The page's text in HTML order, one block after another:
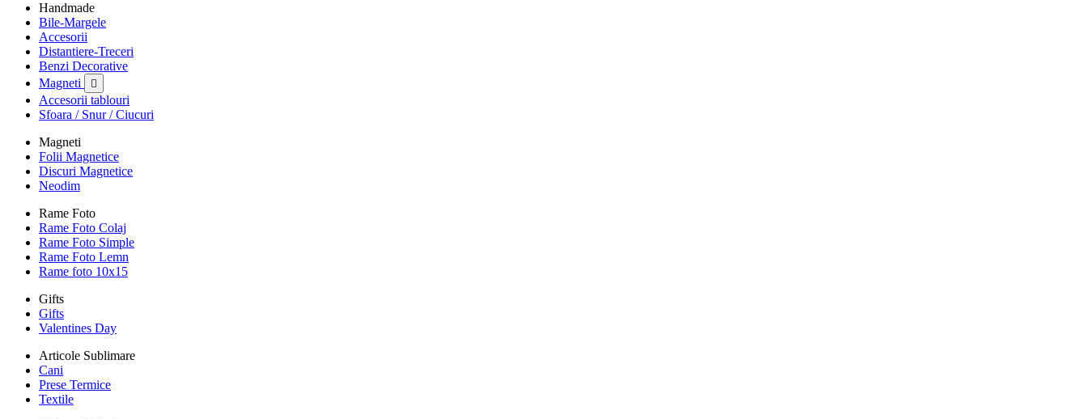
Handmade
Bile-Margele
Accesorii
Distantiere-Treceri
Benzi Decorative
Magneti

Accesorii tablouri
Sfoara / Snur / Ciucuri
Magneti
Folii Magnetice
Discuri Magnetice
Neodim
Rame Foto
Rame Foto Colaj
Rame Foto Simple
Rame Foto Lemn
Rame foto 10x15
Gifts
Gifts
Valentines Day
Articole Sublimare
Cani
Prese Termice
Textile